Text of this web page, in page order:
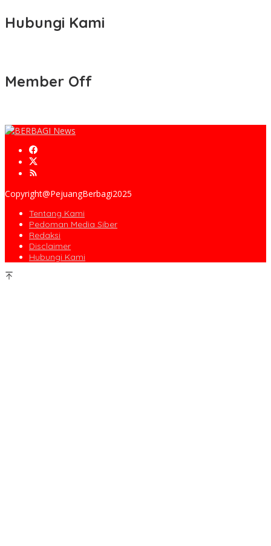
Hubungi Kami
Member Off
Copyright@PejuangBerbagi2025
Tentang Kami
Pedoman Media Siber
Redaksi
Disclaimer
Hubungi Kami